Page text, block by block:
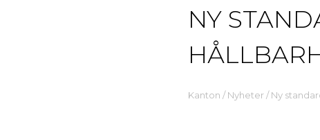
NY
Kanton /Nyheter/Ny